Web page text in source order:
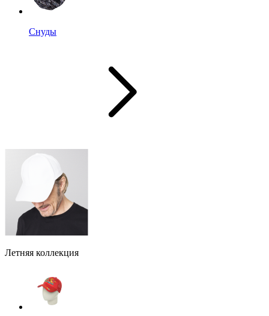
Снуды
Летняя коллекция